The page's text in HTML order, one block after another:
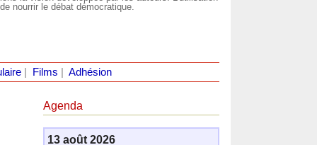
nourrir le débat démocratique.
| Films Adhésion
Agenda
13 août 2026